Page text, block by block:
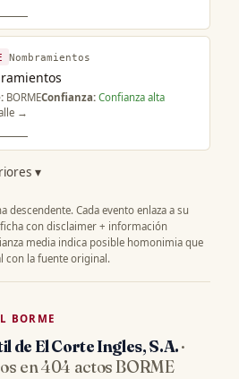
Nombramientos
BORMEConfianza: Confianza alta
→
▾
descendente. Cada evento enlaza a su
con disclaimer + información
media indica posible homonimia que
con la fuente original.
BORME
de El Corte Ingles, S.A.·
en 404 actos BORME